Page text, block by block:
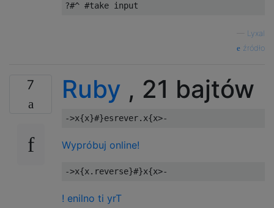
Lyxal
źródło
7 Ruby , 21 bajtów
->x{x}#}esrever. x{x>-
Wypróbuj online!
->x{x. reverse}#}x{x>-
! enilno ti yrT